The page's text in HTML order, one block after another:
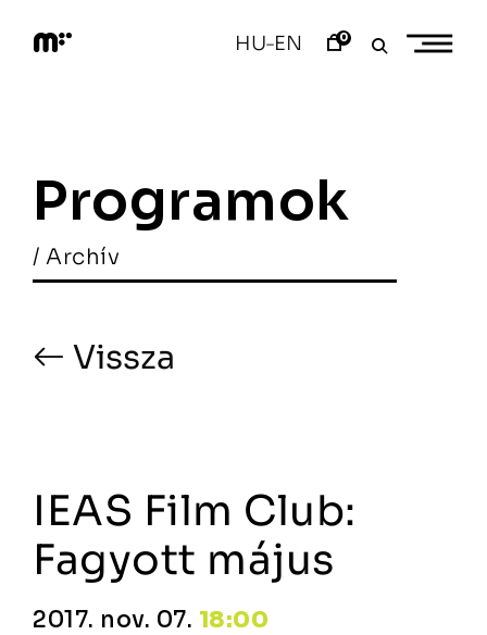
content
r
HU–EN 0
Programok
/ Archív
Vissza
IEAS Film Club:
Fagyott május
2017. nov. 07. 18:00